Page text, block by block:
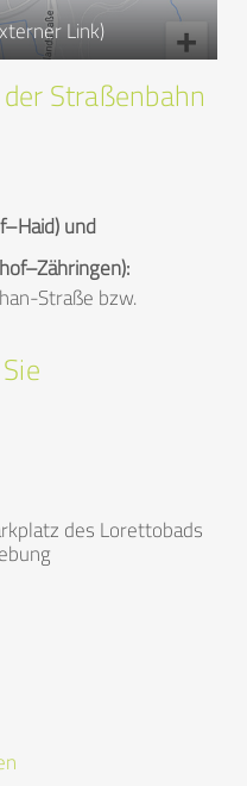
Link)
Straßenbahn
und
Straße bzw.
des Lorettobads